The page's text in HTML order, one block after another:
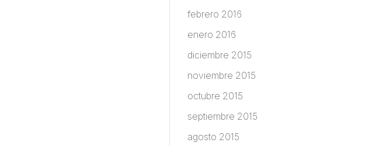
febrero 2016
enero 2016
diciembre 2015
noviembre 2015
octubre 2015
septiembre 2015
agosto 2015